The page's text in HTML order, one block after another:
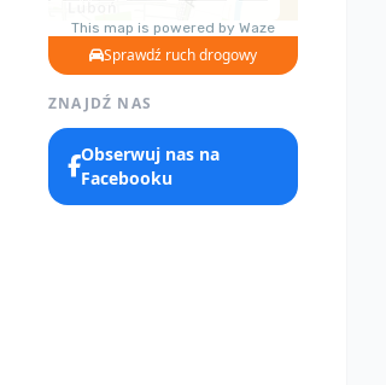
Sprawdź ruch drogowy
ZNAJDŹ NAS
Obserwuj nas na
Facebooku